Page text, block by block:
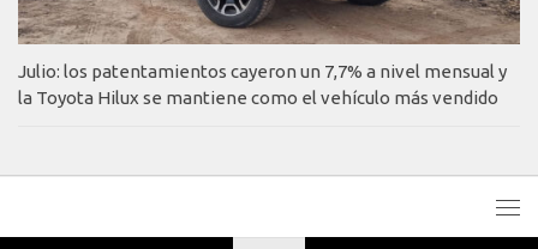
Julio: los patentamientos cayeron un 7,7% a nivel mensual y
la Toyota Hilux se mantiene como el vehículo más vendido